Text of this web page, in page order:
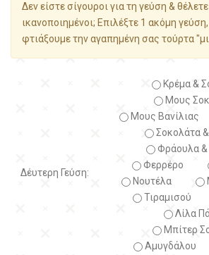
Δεν είστε σίγουροι για τη γεύση &
ικανοποιημένοι; Επιλέξτε 1 ακόμη
φτιάξουμε την αγαπημένη σας τούρτα
Δέυτερη Γεύση:
Κρέμα &
Μους
Μους Βανίλιας
Σοκολάτα
Φράουλα
Φερρέρο
Νουτέλα
Τιραμισού
Λίλα
Μπίτερ
Αμυγδάλου